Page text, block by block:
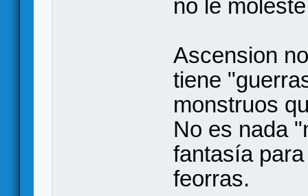
no le
Ascension
tiene
monstruos
No es nada
fantasía
feorras.